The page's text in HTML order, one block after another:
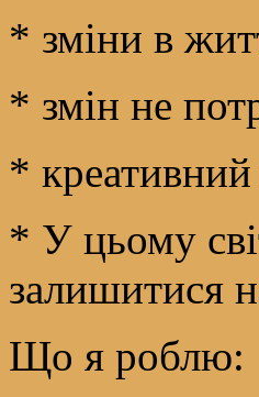
* зміни в
* змін не
* креативний
* У цьому
залишитися
Що я роблю: